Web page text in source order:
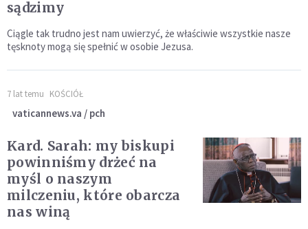
sądzimy
Ciągle tak trudno jest nam uwierzyć, że właściwie wszystkie nasze
tęsknoty mogą się spełnić w osobie Jezusa.
7 lat temu KOŚCIÓŁ
vaticannews.va / pch
Kard. Sarah: my biskupi
powinniśmy drżeć na
myśl o naszym
milczeniu, które obarcza
nas winą